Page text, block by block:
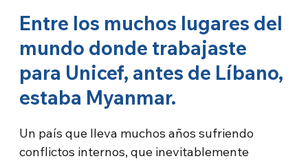
Entre los muchos lugares del
mundo donde trabajaste
para Unicef, antes de Líbano,
estaba Myanmar.
Un país que lleva muchos años sufriendo
conflictos internos, que inevitablemente